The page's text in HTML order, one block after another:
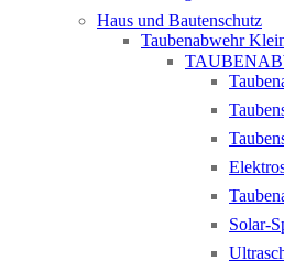
Haus und Bautenschutz
Taubenabwehr
Solar-